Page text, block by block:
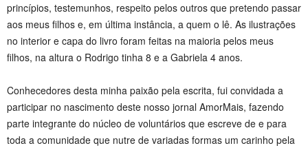
princípios, testemunhos, respeito pelos outros que pretendo passar
aos meus filhos e, em última instância, a quem o lê. As ilustrações
no interior e capa do livro foram feitas na maioria pelos meus
filhos, na altura o Rodrigo tinha 8 e a Gabriela 4 anos.
Conhecedores desta minha paixão pela escrita, fui convidada a
participar no nascimento deste nosso jornal AmorMais, fazendo
parte integrante do núcleo de voluntários que escreve de e para
toda a comunidade que nutre de variadas formas um carinho pela